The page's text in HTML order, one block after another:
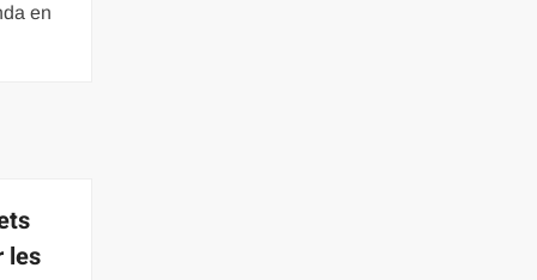
en
les